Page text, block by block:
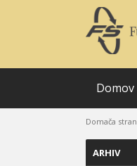
Domov
Domača stran
ARHIV